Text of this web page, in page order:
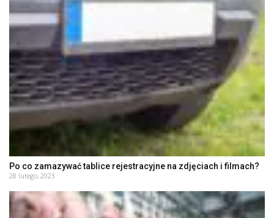
Po co zamazywać tablice rejestracyjne na zdjęciach i filmach?
28 lutego, 2023